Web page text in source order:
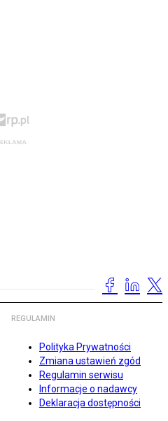
REGULAMIN
Polityka Prywatności
Zmiana ustawień zgód
Regulamin serwisu
Informacje o nadawcy
Deklaracja dostępności